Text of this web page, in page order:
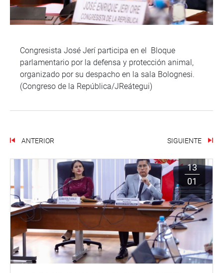
Congresista José Jerí participa en el Bloque
parlamentario por la defensa y protección animal,
organizado por su despacho en la sala Bolognesi.
(Congreso de la República/JReátegui)
ANTERIOR SIGUIENTE
13
01